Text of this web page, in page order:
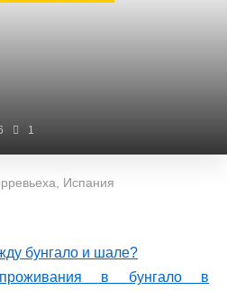
1
Испания
бунгало и шале?
в бунгало в